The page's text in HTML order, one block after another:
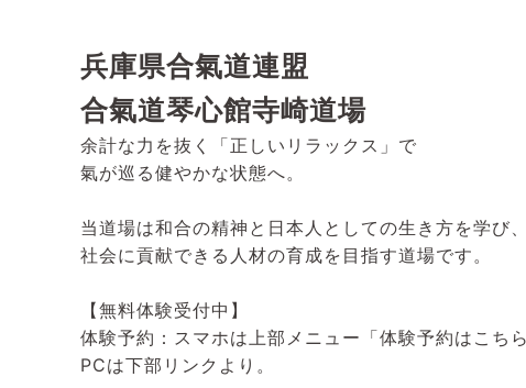
兵庫県合氣道連盟
合氣道琴心館寺崎道場
余計な力を抜く「正しいリラックス」で
氣が巡る健やかな状態へ。
当道場は和合の精神と日本人としての生き方を学び、
社会に貢献できる人材の育成を目指す道場です。
【無料体験受付中】
体験予約：スマホは上部メニュー「体験予約はこち
PCは下部リンクより。